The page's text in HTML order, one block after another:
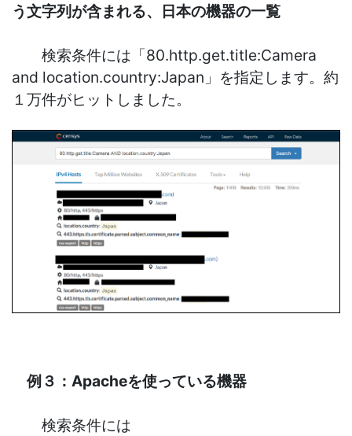
う文字列が含まれる、日本の機器の一覧
検索条件には「80.http.get.title:Camera
and location.country:Japan」を指定します。約
１万件がヒットしました。
例３：Apacheを使っている機器
検索条件には